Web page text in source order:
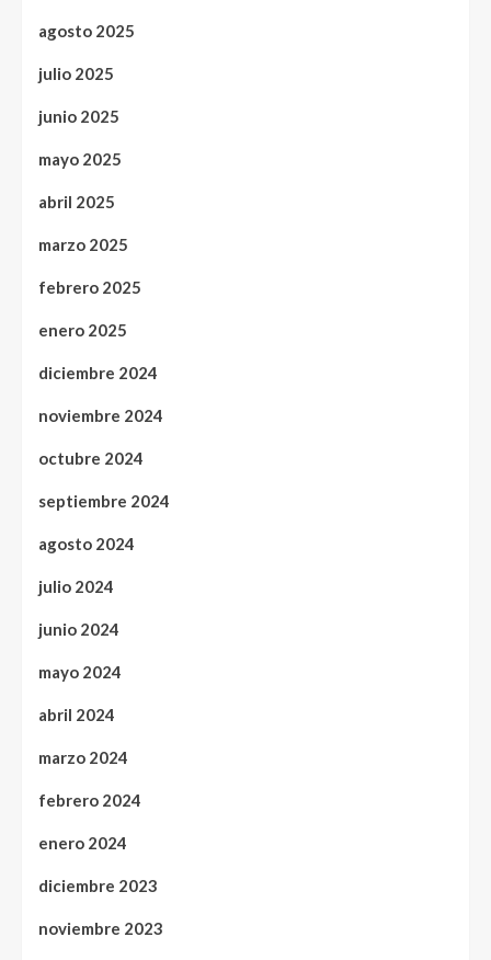
agosto 2025
julio 2025
junio 2025
mayo 2025
abril 2025
marzo 2025
febrero 2025
enero 2025
diciembre 2024
noviembre 2024
octubre 2024
septiembre 2024
agosto 2024
julio 2024
junio 2024
mayo 2024
abril 2024
marzo 2024
febrero 2024
enero 2024
diciembre 2023
noviembre 2023